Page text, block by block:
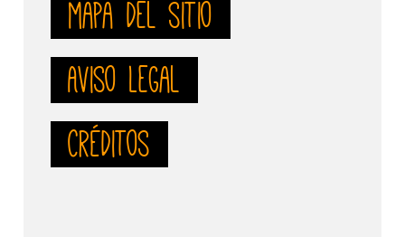
mapa del sitio
Aviso Legal
Créditos